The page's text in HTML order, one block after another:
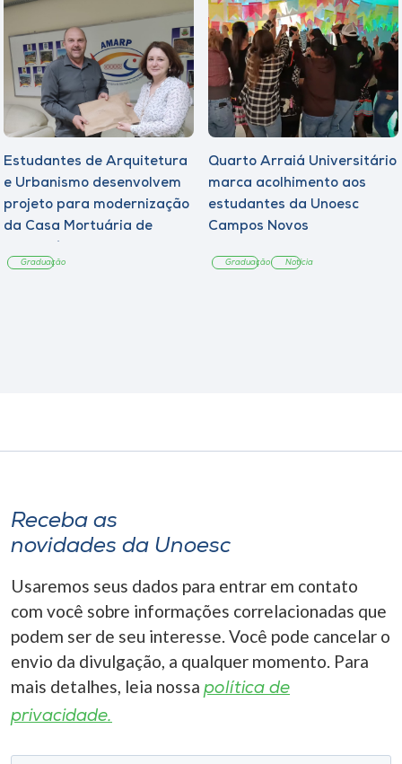
Estudantes de Arquitetura
e Urbanismo desenvolvem
projeto para modernização
da Casa Mortuária de
Graduação
Quarto Arraiá Universitário
marca acolhimento aos
estudantes da Unoesc
Campos Novos
Graduação Notícia
Receba as
novidades da Unoesc
Usaremos seus dados para entrar em contato
com você sobre informações correlacionadas que
podem ser de seu interesse. Você pode cancelar o
envio da divulgação, a qualquer momento. Para
mais detalhes, leia nossa política de
privacidade.